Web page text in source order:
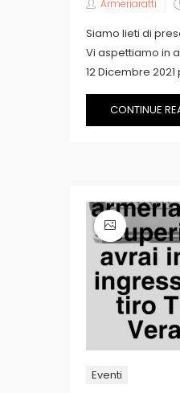
Armeriaratti
Siamo lieti di
Vi aspettiamo in
12 Dicembre
CONTINUE
Eventi